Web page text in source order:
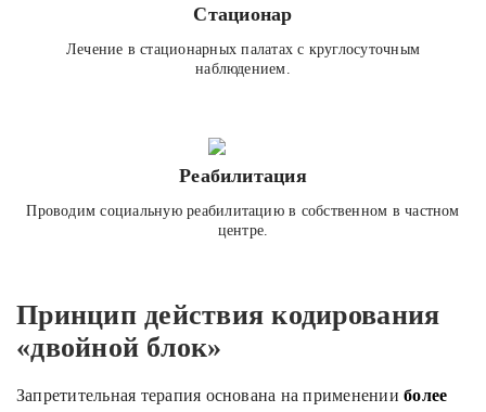
Стационар
Лечение в стационарных палатах с круглосуточным
наблюдением.
Реабилитация
Проводим социальную реабилитацию в собственном в частном
центре.
Принцип действия кодирования
«двойной блок»
Запретительная терапия основана на примененииболее